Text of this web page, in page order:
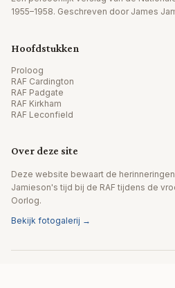
1955–1958. Geschreven door James
Hoofdstukken
Proloog
RAF Cardington
RAF Padgate
RAF Kirkham
RAF Leconfield
Over deze site
Deze website bewaart de
Jamieson's tijd bij de RAF tijdens de
Oorlog.
Bekijk fotogalerij →